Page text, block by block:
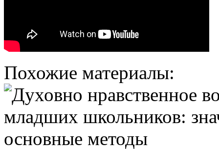
Похожие материалы: